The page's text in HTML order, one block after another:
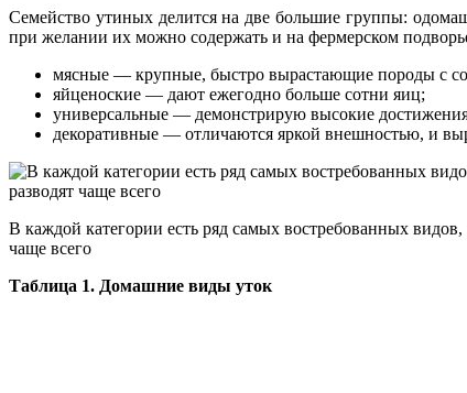
Семейство утиных делится на две большие группы:
при желании их можно содержать и на фермерском
мясные — крупные, быстро вырастающие породы с
яйценоские — дают ежегодно больше сотни яиц;
универсальные — демонстрирую высокие
декоративные — отличаются яркой внешностью, и
В каждой категории есть ряд самых востребованных
чаще всего
Таблица 1. Домашние виды уток